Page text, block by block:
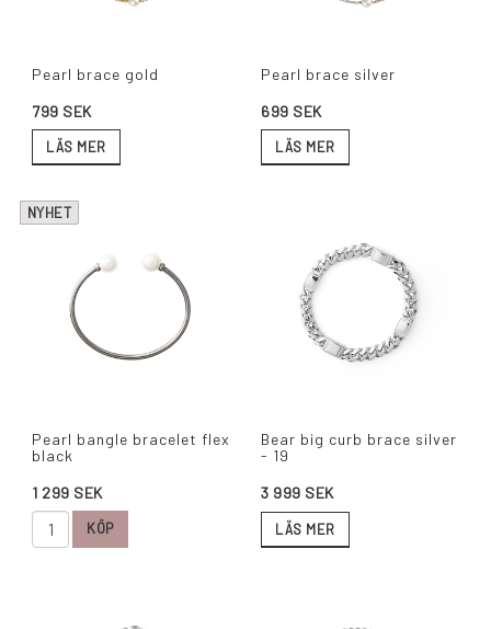
Pearl brace gold
799 SEK
LÄS MER
Pearl brace silver
699 SEK
LÄS MER
NYHET
Pearl bangle bracelet flex
black
1 299 SEK
KÖP
Bear big curb brace silver
- 19
3 999 SEK
LÄS MER